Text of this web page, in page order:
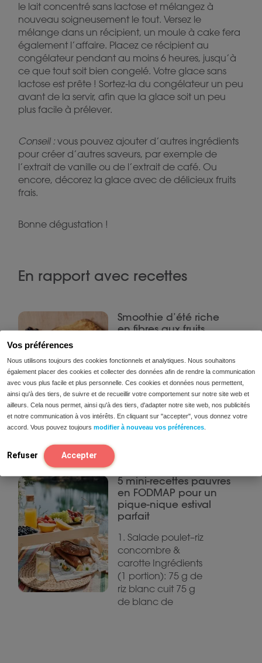
Vos préférences
Nous utilisons toujours des cookies fonctionnels et analytiques. Nous souhaitons
également placer des cookies et collecter des données afin de rendre la communication
avec vous plus facile et plus personnelle. Ces cookies et données nous permettent,
ainsi qu'à des tiers, de suivre et de recueillir votre comportement sur notre site web et
ailleurs. Cela nous permet, ainsi qu'à des tiers, d'adapter notre site web, nos publicités
et notre communication à vos intérêts. En cliquant sur "accepter", vous donnez votre
accord. Vous pouvez toujours modifier à nouveau vos préférences
Refuser Accepter
le lait concentré sans lactose et mélangez à
nouveau soigneusement le tout. Versez le
mélange dans un récipient, un moule à cake fera
également l’affaire. Placez ce récipient au
congélateur pendant au moins 6 heures, jusqu’à
ce que tout soit bien congelé. Votre glace sans
lactose est prête ! Sortez-la du congélateur un peu
avant de la servir, afin que la glace soit un peu
plus facile à prélever.
Conseil :vous pouvez ajouter d’autres ingrédients
pour créer d’autres saveurs, par exemple de
l’extrait de vanille ou de l’extrait de café. Ou
encore, décorez la glace avec de délicieux fruits
frais.
Bonne dégustation !
En rapport avec recettes
Smoothie d’été riche
en fibres aux fruits
Ingrédients (1
grand smoothie):
40 g de framboises
(fraîches ou
surgelées) 40 g de
mûres 1 petit kiwi
5 mini-recettes pauvres
en FODMAP pour un
pique-nique estival
parfait
1. Salade poulet–riz
concombre &
carotte Ingrédients
(1 portion): 75 g de
riz blanc cuit 75 g
de blanc de